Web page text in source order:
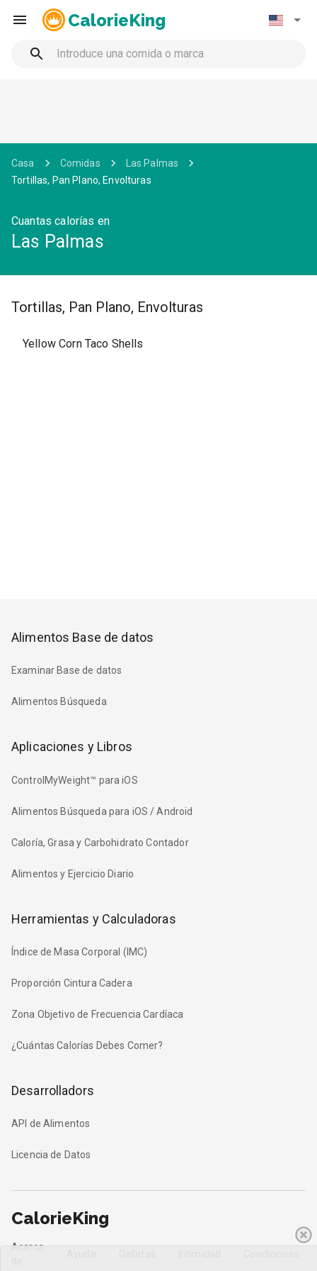
CalorieKing
Casa Comidas
Las Palmas
Tortillas, Pan Plano, Envolturas
Cuantas calorías en
Las Palmas
Tortillas, Pan Plano, Envolturas
Yellow Corn Taco Shells
Alimentos Base de datos
Examinar Base de datos
Alimentos Búsqueda
Aplicaciones y Libros
ControlMyWeight™ para iOS
Alimentos Búsqueda para iOS / Android
Caloría, Grasa y Carbohidrato Contador
Alimentos y Ejercicio Diario
Herramientas y Calculadoras
Índice de Masa Corporal (IMC)
Proporción Cintura Cadera
Zona Objetivo de Frecuencia Cardíaca
¿Cuántas Calorías Debes Comer?
Desarrolladors
API de Alimentos
Licencia de Datos
CalorieKing
Acerca